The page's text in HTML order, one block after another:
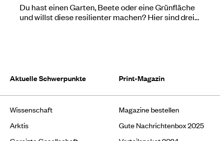
Du hast einen Garten, Beete oder eine Grünfläche
und willst diese resilienter machen? Hier sind drei…
Aktuelle Schwerpunkte
Wissenschaft
Arktis
Print-Magazin
Magazine bestellen
Gute Nachrichtenbox 2025